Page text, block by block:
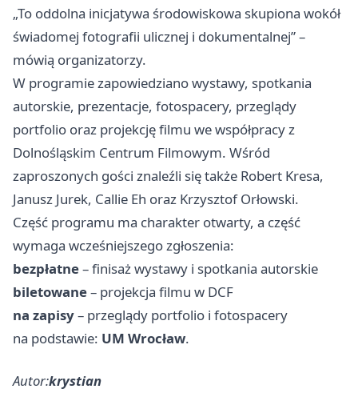
„To oddolna inicjatywa środowiskowa skupiona wokół
świadomej fotografii ulicznej i dokumentalnej” –
mówią organizatorzy.
W programie zapowiedziano wystawy, spotkania
autorskie, prezentacje, fotospacery, przeglądy
portfolio oraz projekcję filmu we współpracy z
Dolnośląskim Centrum Filmowym. Wśród
zaproszonych gości znaleźli się także Robert Kresa,
Janusz Jurek, Callie Eh oraz Krzysztof Orłowski.
Część programu ma charakter otwarty, a część
wymaga wcześniejszego zgłoszenia:
bezpłatne– finisaż wystawy i spotkania autorskie
biletowane– projekcja filmu w DCF
na zapisy– przeglądy portfolio i fotospacery
na podstawie: UM Wrocław.
Autor:krystian